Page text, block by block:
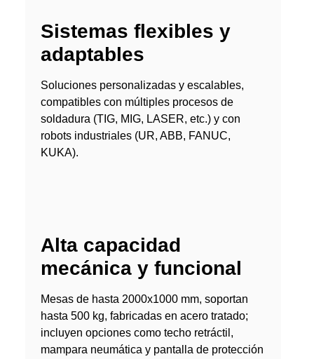
Sistemas flexibles y
adaptables
Soluciones personalizadas y escalables,
compatibles con múltiples procesos de
soldadura (TIG, MIG, LASER, etc.) y con
robots industriales (UR, ABB, FANUC,
KUKA).
Alta capacidad
mecánica y funcional
Mesas de hasta 2000x1000 mm, soportan
hasta 500 kg, fabricadas en acero tratado;
incluyen opciones como techo retráctil,
mampara neumática y pantalla de protección